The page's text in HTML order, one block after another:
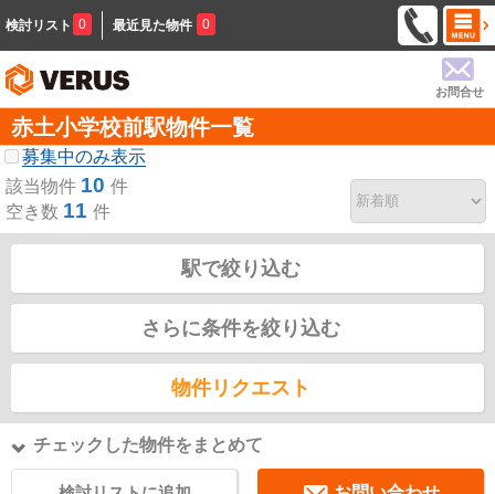
検討リスト 0 最近見た物件 0
お問合せ
赤土小学校前駅物件一覧
募集中のみ表示
該当物件 10 件
空き数 11 件
駅で絞り込む
さらに条件を絞り込む
物件リクエスト
チェックした物件をまとめて